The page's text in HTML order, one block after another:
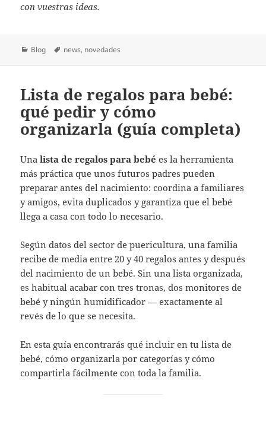
con vuestras ideas.
Categorías
Blog Etiquetas
news, novedades
Lista de regalos para bebé:
qué pedir y cómo
organizarla (guía completa)
Unalista de regalos para bebé es la herramienta
más práctica que unos futuros padres pueden
preparar antes del nacimiento: coordina a familiares
y amigos, evita duplicados y garantiza que el bebé
llega a casa con todo lo necesario.
Según datos del sector de puericultura, una familia
recibe de media entre 20 y 40 regalos antes y después
del nacimiento de un bebé. Sin una lista organizada,
es habitual acabar con tres tronas, dos monitores de
bebé y ningún humidificador — exactamente al
revés de lo que se necesita.
En esta guía encontrarás qué incluir en tu lista de
bebé, cómo organizarla por categorías y cómo
compartirla fácilmente con toda la familia.